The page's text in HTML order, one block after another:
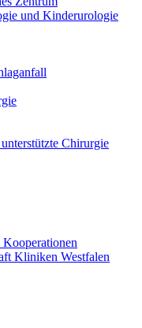
und Kinderurologie
Chirurgie
Kliniken Westfalen